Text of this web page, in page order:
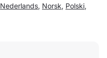
Nederlands, Norsk, Polski,